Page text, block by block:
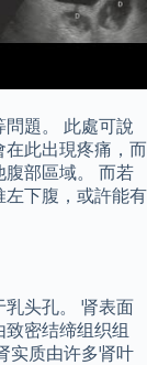
題。 此處可說
在此出現疼痛，而
腹部區域。 而若
左下腹，或許能有
乳头孔。 肾表面
密结缔组织组
实质由许多肾叶